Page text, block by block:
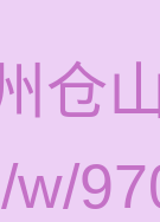
仓
/w/